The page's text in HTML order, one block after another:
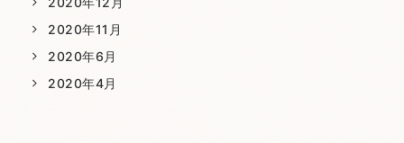
2020年11月
2020年6月
2020年4月